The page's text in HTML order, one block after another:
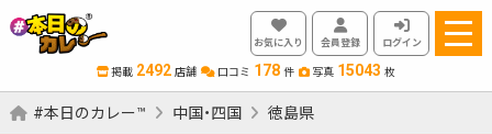
お気に入り 会員登録 ログイン
掲載 2492 店舗 口コミ 178 件 写真 15043 枚
#本日のカレー™ 中国・四国 徳島県